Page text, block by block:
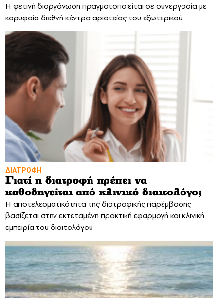
Η φετινή διοργάνωση πραγματοποιείται σε συνεργασία με
κορυφαία διεθνή κέντρα αριστείας του εξωτερικού
ΔΙΑΤΡΟΦΗ
Γιατί η διατροφή πρέπει να
καθοδηγείται από κλινικό διαιτολόγο;
Η αποτελεσματικότητα της διατροφικής παρέμβασης
βασίζεται στην εκτεταμένη πρακτική εφαρμογή και κλινική
εμπειρία του διαιτολόγου